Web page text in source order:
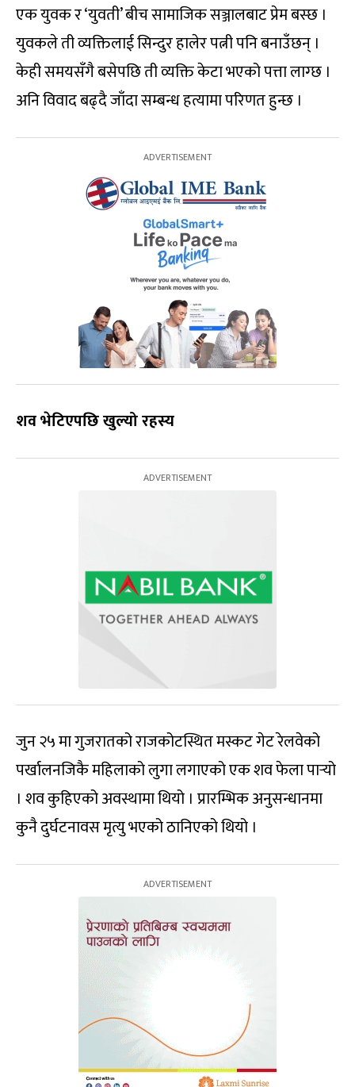
एक युवक र ‘युवती’ बीच सामाजिक सञ्जालबाट प्रेम बस्छ ।
युवकले ती व्यक्तिलाई सिन्दुर हालेर पत्नी पनि बनाउँछन् ।
केही समयसँगै बसेपछि ती व्यक्ति केटा भएको पत्ता लाग्छ ।
अनि विवाद बढ्दै जाँदा सम्बन्ध हत्यामा परिणत हुन्छ ।
शव भेटिएपछि खुल्यो रहस्य
जुन २५ मा गुजरातको राजकोटस्थित मस्कट गेट रेलवेको
पर्खालनजिकै महिलाको लुगा लगाएको एक शव फेला पार्‍यो
। शव कुहिएको अवस्थामा थियो । प्रारम्भिक अनुसन्धानमा
कुनै दुर्घटनावस मृत्यु भएको ठानिएको थियो ।